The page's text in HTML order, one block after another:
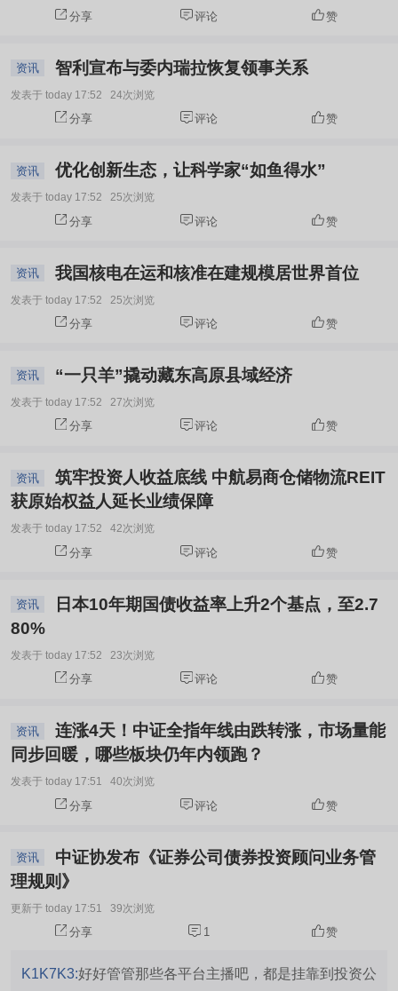
分享 评论 赞
资讯 智利宣布与委内瑞拉恢复领事关系
发表于 today 17:52 24次浏览
分享 评论 赞
资讯 优化创新生态，让科学家“如鱼得水”
发表于 today 17:52 25次浏览
分享 评论 赞
资讯 我国核电在运和核准在建规模居世界首位
发表于 today 17:52 25次浏览
分享 评论 赞
资讯 “一只羊”撬动藏东高原县域经济
发表于 today 17:52 27次浏览
分享 评论 赞
资讯
筑牢投资人收益底线 中航易商仓储物流REIT
获原始权益人延长业绩保障
发表于 today 17:52 42次浏览
分享 评论 赞
资讯
80%
发表于 today 17:52 23次浏览
分享 评论 赞
资讯
连涨4天！中证全指年线由跌转涨，市场量能
同步回暖，哪些板块仍年内领跑？
发表于 today 17:51 40次浏览
分享 评论 赞
资讯
理规则》
更新于 today 17:51 39次浏览
分享 1 赞
K1K7K3:好好管管那些各平台主播吧，都是挂靠到投资公